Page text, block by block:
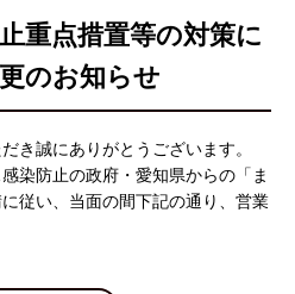
重点措置等の対策に
のお知らせ
き誠にありがとうございます。
染防止の政府・愛知県からの「ま
従い、当面の間下記の通り、営業